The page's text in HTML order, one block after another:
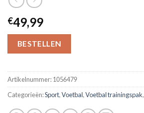
€49,99
BESTELLEN
Artikelnummer:1056479
Categorieën:Sport,Voetbal,Voetbal trainingspak,